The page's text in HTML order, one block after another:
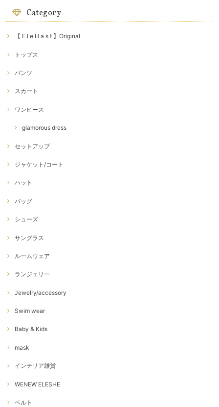
Category
【 E l e H a s t 】Original
トップス
パンツ
スカート
ワンピース
glamorous dress
セットアップ
ジャケット/コート
ハット
バッグ
シューズ
サングラス
ルームウェア
ランジェリー
Jewelry/accessory
Swim wear
Baby & Kids
mask
インテリア雑貨
WENEW ELESHE
ベルト